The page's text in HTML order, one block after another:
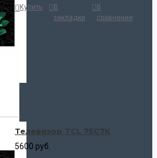
Купить
В
закладки
В
сравнение
Телевизор TCL 75C7K
5600 руб.